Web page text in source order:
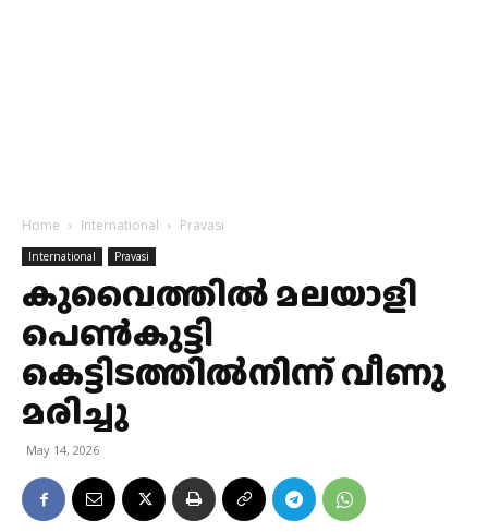
Home International Pravasi
International Pravasi
കുവൈത്തില്‍ മലയാളി
പെണ്‍കുട്ടി
കെട്ടിടത്തില്‍നിന്ന് വീണു
മരിച്ചു
May 14, 2026